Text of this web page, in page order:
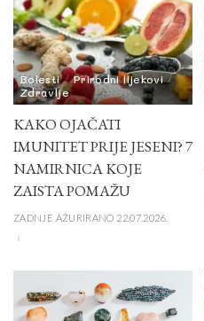
Bolesti
Prirodni lijekovi
Zdravlje
KAKO OJAČATI
IMUNITET PRIJE JESENI? 7
NAMIRNICA KOJE
ZAISTA POMAŽU
ZADNJE AŽURIRANO 22.07.2026.